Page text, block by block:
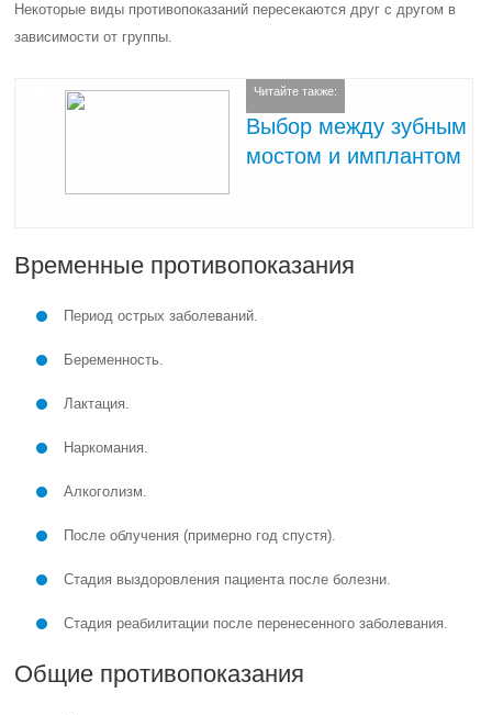
Некоторые виды противопоказаний пересекаются друг с другом в
зависимости от группы.
Читайте также:
Выбор между зубным
мостом и имплантом
Временные противопоказания
Период острых заболеваний.
Беременность.
Лактация.
Наркомания.
Алкоголизм.
После облучения (примерно год спустя).
Стадия выздоровления пациента после болезни.
Стадия реабилитации после перенесенного заболевания.
Общие противопоказания